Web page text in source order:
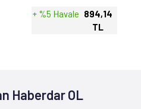
+ %5 Havale 894,14
TL
Haberdar OL